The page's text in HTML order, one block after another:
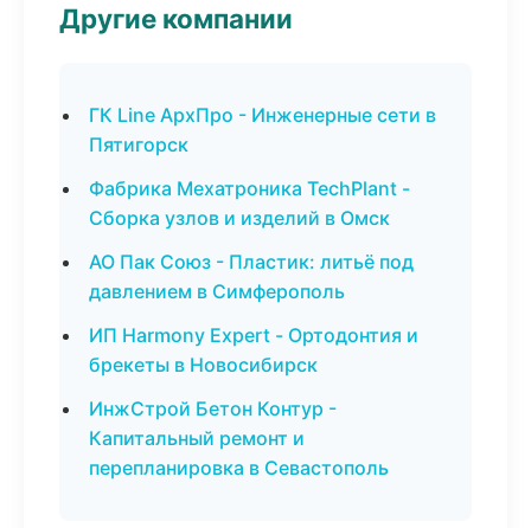
Другие компании
ГК Line АрхПро - Инженерные сети в
Пятигорск
Фабрика Мехатроника TechPlant -
Сборка узлов и изделий в Омск
АО Пак Союз - Пластик: литьё под
давлением в Симферополь
ИП Harmony Expert - Ортодонтия и
брекеты в Новосибирск
ИнжСтрой Бетон Контур -
Капитальный ремонт и
перепланировка в Севастополь